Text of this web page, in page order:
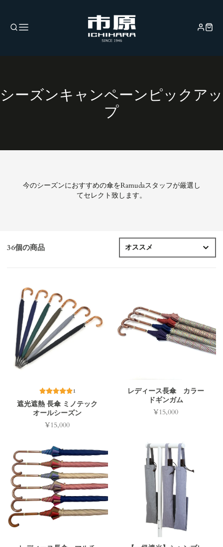
コ
シ
シーズンキャンペーンピックアッ
プ
今のシーズンにおすすめの傘をRamudaスタッフが厳選し
てセレクト致します。
36個の商品
1
遮光遮熱 長傘 ミノテック
オールシーズン
価
¥15,000
レディース長傘 カラー
ドギンガム
価
¥15,000